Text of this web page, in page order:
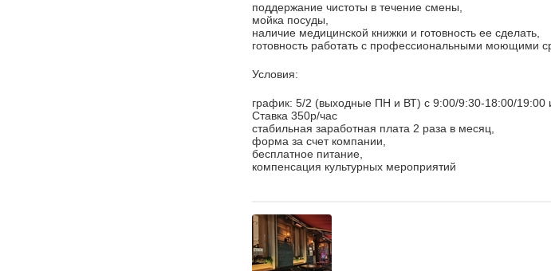
поддержание чистоты в течение смены,
мойка посуды,
наличие медицинской книжки и готовность ее сделать,
готовность работать с профессиональными моющими
Условия:
график: 5/2 (выходные ПН и ВТ) с 9:00/9:30-18:00/19:00
Ставка 350р/час
стабильная заработная плата 2 раза в месяц,
форма за счет компании,
бесплатное питание,
компенсация культурных мероприятий